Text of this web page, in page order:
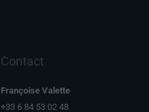
Contact
Françoise Valette
+33 6 84 53 02 48